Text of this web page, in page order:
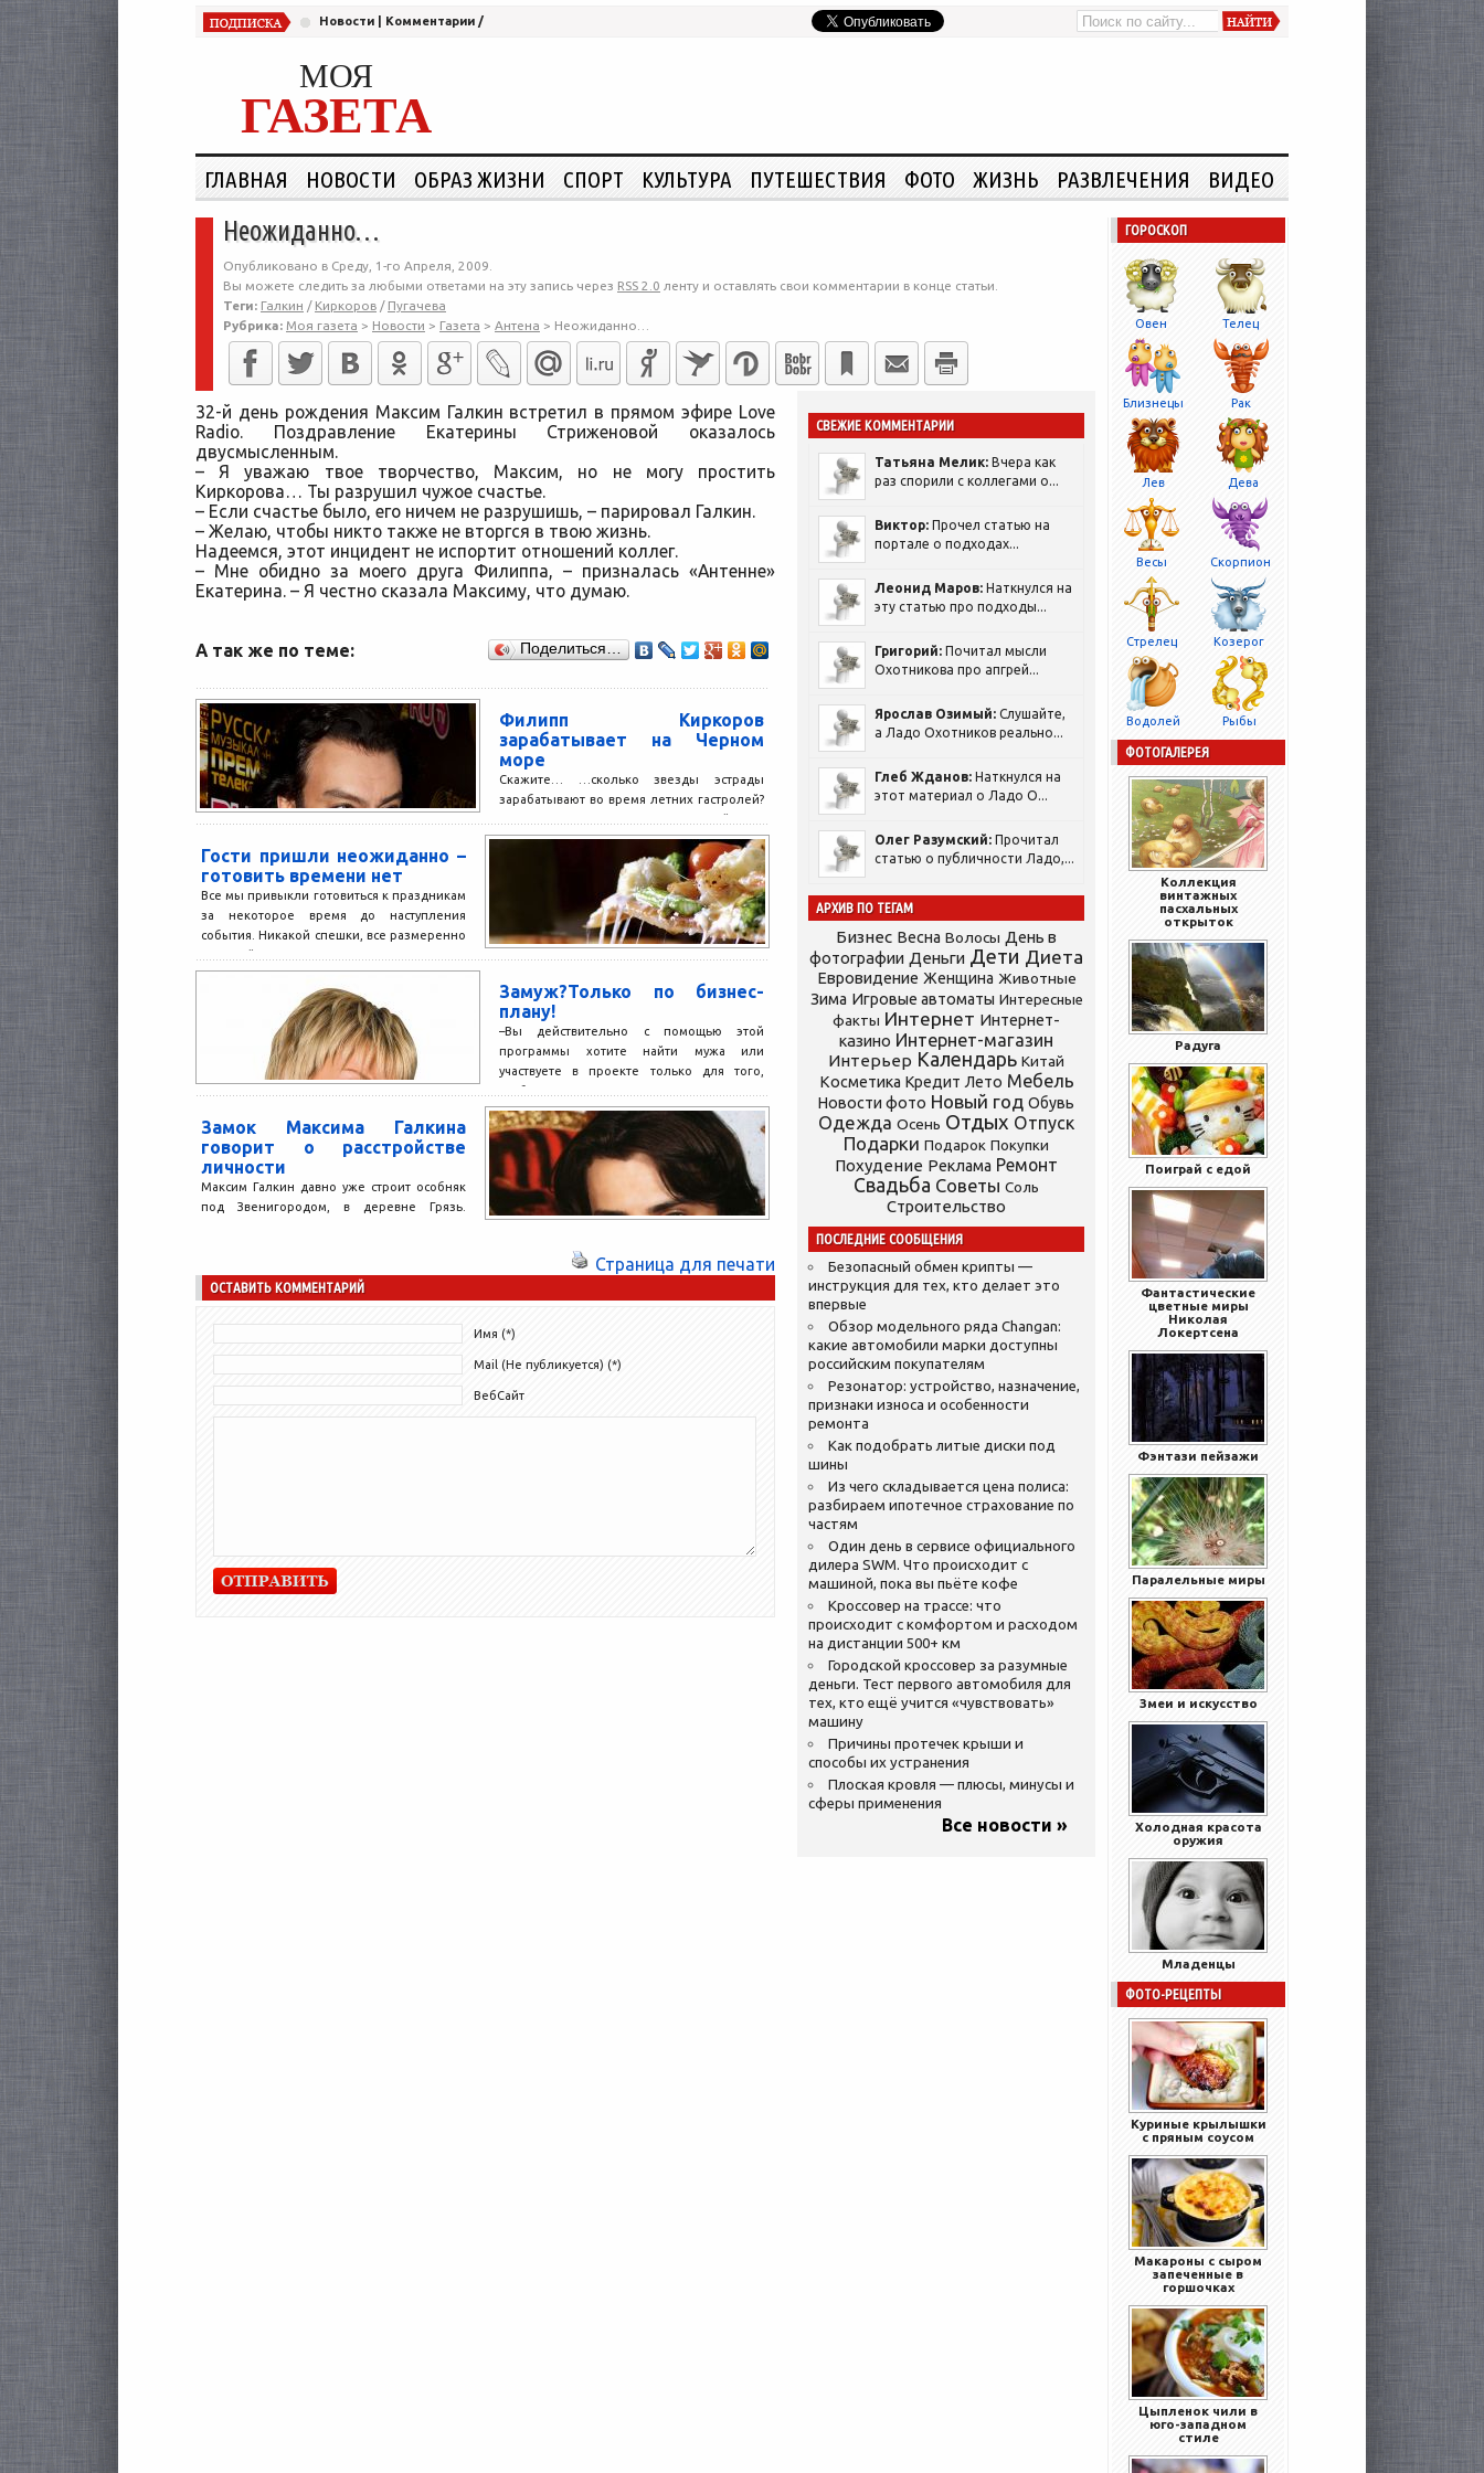
Новости Комментарии /
МОЯ
ГАЗЕТА
ГЛАВНАЯ НОВОСТИ ОБРАЗ ЖИЗНИ СПОРТ КУЛЬТУРА ПУТЕШЕСТВИЯ ФОТО ЖИЗНЬ РАЗВЛЕЧЕНИЯ ВИДЕО
Неожиданно…
Опубликовано в Среду, 1-го Апреля, 2009.
Вы можете следить за любыми ответами на эту запись через RSS 2.0 ленту и оставлять свои комментарии в конце статьи.
Теги: Галкин / Киркоров / Пугачева
Рубрика: Моя газета > Новости > Газета > Антена > Неожиданно…
32-й день рождения Максим Галкин встретил в прямом эфире Love
Radio. Поздравление Екатерины Стриженовой оказалось
двусмысленным.
– Я уважаю твое творчество, Максим, но не могу простить
Киркорова… Ты разрушил чужое счастье.
– Если счастье было, его ничем не разрушишь, – парировал Галкин.
– Желаю, чтобы никто также не вторгся в твою жизнь.
Надеемся, этот инцидент не испортит отношений коллег.
– Мне обидно за моего друга Филиппа, – призналась «Антенне»
Екатерина. – Я честно сказала Максиму, что думаю.
А так же по теме: Поделиться…
Филипп Киркоров
зарабатывает на Черном
море
Скажите… …сколько звезды эстрады
зарабатывают во время летних гастролей?
Когда их гонорары выше: зимой или
летом? Cветлана, 54 года, продавец,...
Гости пришли неожиданно –
готовить времени нет
Все мы привыкли готовиться к праздникам
за некоторое время до наступления
события. Никакой спешки, все размеренно
и спокойно – так...
Замуж?Только по бизнес-
плану!
–Вы действительно с помощью этой
программы хотите найти мужа или
участвуете в проекте только для того,
чтобы подсказать другим одиноким...
Замок Максима Галкина
говорит о расстройстве
личности
Максим Галкин давно уже строит особняк
под Звенигородом, в деревне Грязь.
Страница для печати
ОСТАВИТЬ КОММЕНТАРИЙ
Имя (*)
Mail (Не публикуется) (*)
ВебСайт
СВЕЖИЕ КОММЕНТАРИИ
Татьяна Мелик: Вчера как
раз спорили с коллегами о...
Виктор: Прочел статью на
портале о подходах...
Леонид Маров: Наткнулся на
эту статью про подходы...
Григорий: Почитал мысли
Охотникова про апгрей...
Ярослав Озимый: Слушайте,
а Ладо Охотников реально...
Глеб Жданов: Наткнулся на
этот материал о Ладо О...
Олег Разумский: Прочитал
статью о публичности Ладо,...
АРХИВ ПО ТЕГАМ
Бизнес Весна Волосы День в
фотографии Деньги Дети Диета
Евровидение Женщина Животные
Зима Игровые автоматы Интересные
факты Интернет Интернет-
казино Интернет-магазин
Интерьер Календарь Китай
Косметика Кредит Лето Мебель
Новости фото Новый год Обувь
Одежда Осень Отдых Отпуск
Подарки Подарок Покупки
Похудение Реклама Ремонт
Свадьба Советы Соль
Строительство
ПОСЛЕДНИЕ СООБЩЕНИЯ
Безопасный обмен крипты —
инструкция для тех, кто делает это
впервые
Обзор модельного ряда Changan:
какие автомобили марки доступны
российским покупателям
Резонатор: устройство, назначение,
признаки износа и особенности
ремонта
Как подобрать литые диски под
шины
Из чего складывается цена полиса:
разбираем ипотечное страхование по
частям
Один день в сервисе официального
дилера SWM. Что происходит с
машиной, пока вы пьёте кофе
Кроссовер на трассе: что
происходит с комфортом и расходом
на дистанции 500+ км
Городской кроссовер за разумные
деньги. Тест первого автомобиля для
тех, кто ещё учится «чувствовать»
машину
Причины протечек крыши и
способы их устранения
Плоская кровля — плюсы, минусы и
сферы применения
Все новости »
ГОРОСКОП
Овен Телец
Близнецы Рак
Лев Дева
Весы Скорпион
Стрелец Козерог
Водолей Рыбы
ФОТОГАЛЕРЕЯ
Коллекция
винтажных
пасхальных
открыток
Радуга
Поиграй с едой
Фантастические
цветные миры
Николая
Локертсена
Фэнтази пейзажи
Паралельные миры
Змеи и искусство
Холодная красота
оружия
Младенцы
ФОТО-РЕЦЕПТЫ
Куриные крылышки
с пряным соусом
Макароны с сыром
запеченные в
горшочках
Цыпленок чили в
юго-западном
стиле